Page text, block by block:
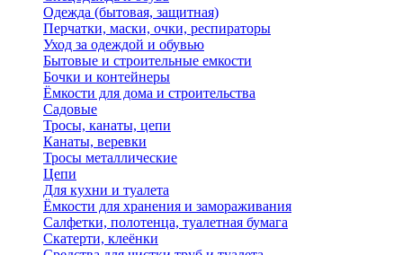
Одежда (бытовая, защитная)
Перчатки, маски, очки, респираторы
Уход за одеждой и обувью
Бытовые и строительные емкости
Бочки и контейнеры
Ёмкости для дома и строительства
Садовые
Тросы, канаты, цепи
Канаты, веревки
Тросы металлические
Цепи
Для кухни и туалета
Ёмкости для хранения и замораживания
Салфетки, полотенца, туалетная бумага
Скатерти, клеёнки